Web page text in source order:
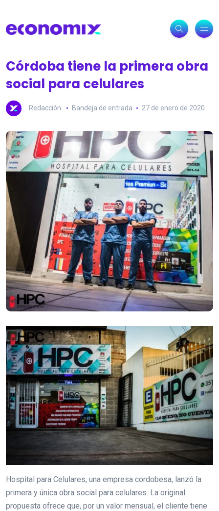
Córdoba tiene la primera obra
social para celulares
Redacción Bandeja de entrada 27 de enero de 2020
Hospital para Celulares, una empresa cordobesa, lanzó la
primera y única obra social para celulares. La original
propuesta ofrece que, por un valor mensual, el cliente tiene